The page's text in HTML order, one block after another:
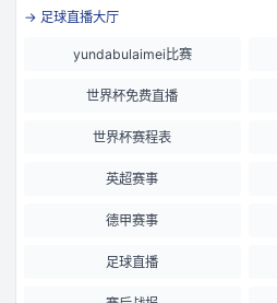
→ 足球直播大厅
yundabulaimei比赛
世界杯免费直播
世界杯赛程表
英超赛事
德甲赛事
足球直播